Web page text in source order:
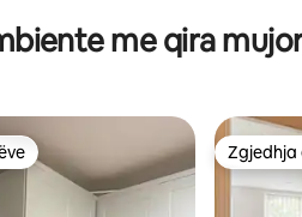
me qira
Zgjedhja
Zgjedhja